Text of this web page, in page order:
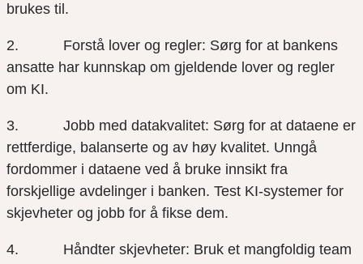
brukes til.
2. Forstå lover og regler: Sørg for at bankens
ansatte har kunnskap om gjeldende lover og regler
om KI.
3. Jobb med datakvalitet: Sørg for at dataene er
rettferdige, balanserte og av høy kvalitet. Unngå
fordommer i dataene ved å bruke innsikt fra
forskjellige avdelinger i banken. Test KI-systemer for
skjevheter og jobb for å fikse dem.
4. Håndter skjevheter: Bruk et mangfoldig team